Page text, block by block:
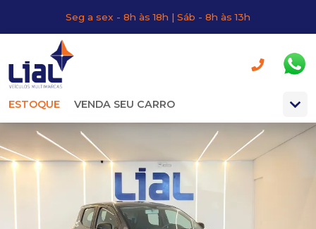
Seg a sex - 8h às 18h | Sáb - 8h às 13h
ESTOQUE VENDA SEU CARRO